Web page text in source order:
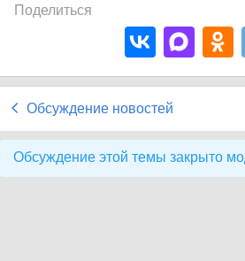
Поделиться
Обсуждение новостей
Обсуждение этой темы закрыто